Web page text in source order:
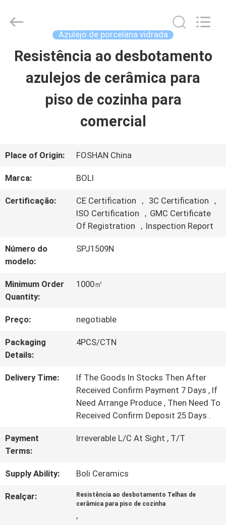
PARA
CASA
VÍDEOS
VISITA
À
FÁBRICA
CONTROLE
DE
QUALIDADE
CONTACTE-
BOLI
Azulejo de porcelana vidrada
Resistência ao desbotamento
azulejos de cerâmica para
piso de cozinha para
comercial
Place of Origin: FOSHAN China
Marca: BOLI
Certificação:
CE Certification ， 3C Certification ，
ISO Certification ，GMC Certificate
Of Registration ，Inspection Report
Número do
modelo:
SPJ1509N
Minimum Order
Quantity:
1000㎡
Preço: negotiable
Packaging
Details:
4PCS/CTN
Delivery Time:
If The Goods In Stocks Then After
Received Confirm Payment 7 Days , If
Need Arrange Produce , Then Need To
Received Confirm Deposit 25 Days .
Payment
Terms:
Irreverable L/C At Sight , T/T
Supply Ability: Boli Ceramics
Realçar:
Resistência ao desbotamento Telhas de
cerâmica para piso de cozinha
,